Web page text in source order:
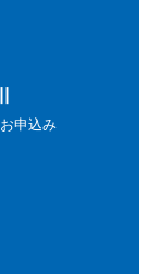
お申込み